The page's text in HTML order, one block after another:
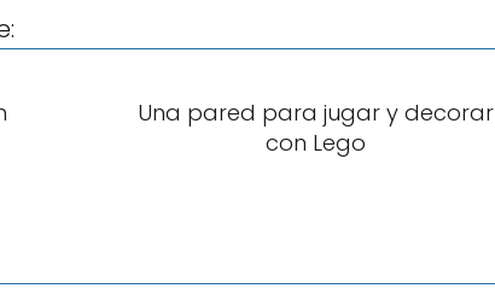
Una pared para jugar y decorar
con Lego